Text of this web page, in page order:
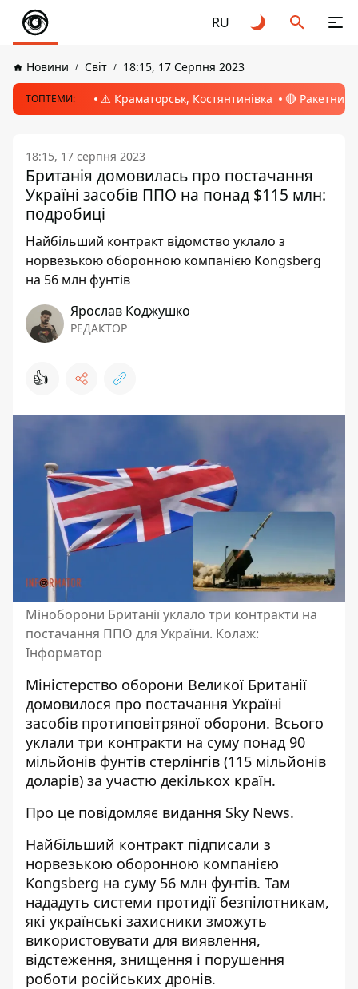
RU
Новини Світ 18:15, 17 Серпня 2023
ТОПТЕМИ: ⚠️ Краматорськ, Костянтинівка 🔴 Ракетний
18:15, 17 серпня 2023
Британія домовилась про постачання
Україні засобів ППО на понад $115 млн:
подробиці
Найбільший контракт відомство уклало з
норвезькою оборонною компанією Kongsberg
на 56 млн фунтів
Ярослав Коджушко
РЕДАКТОР
👍
Міноборони Британії уклало три контракти на
постачання ППО для України. Колаж:
Інформатор
Міністерство оборони Великої Британії
домовилося про постачання Україні
засобів протиповітряної оборони. Всього
уклали три контракти на суму понад 90
мільйонів фунтів стерлінгів (115 мільйонів
доларів) за участю декількох країн.
Про це повідомляє видання Sky News.
Найбільший контракт підписали з
норвезькою оборонною компанією
Kongsberg на суму 56 млн фунтів. Там
нададуть системи протидії безпілотникам,
які українські захисники зможуть
використовувати для виявлення,
відстеження, знищення і порушення
роботи російських дронів.